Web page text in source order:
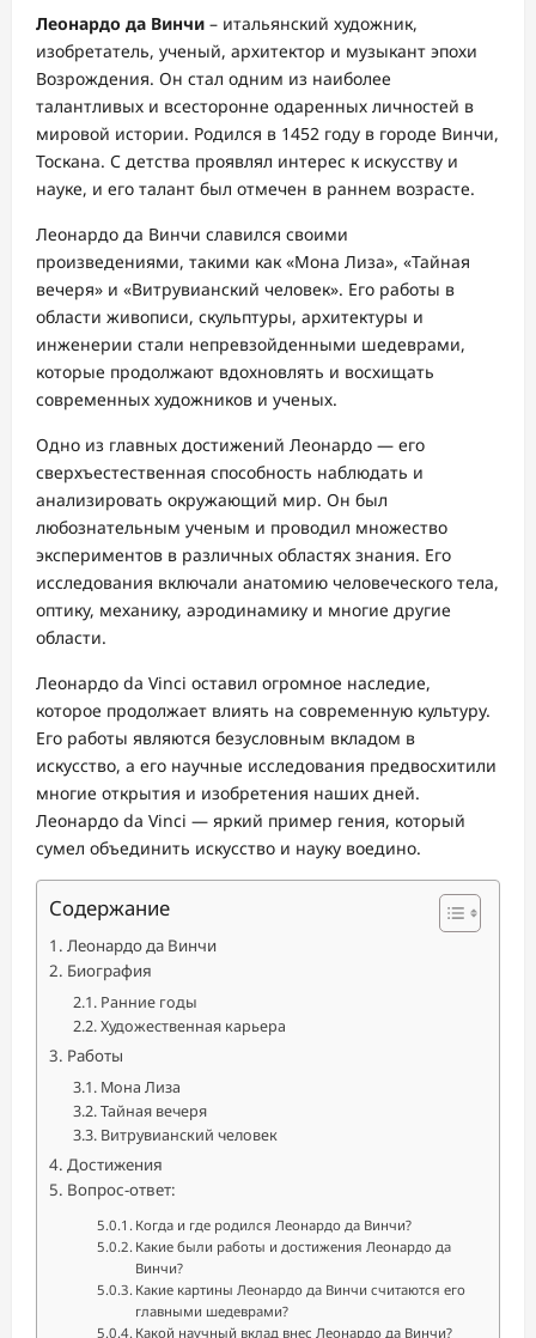
Леонардо да Винчи – итальянский художник,
изобретатель, ученый, архитектор и музыкант эпохи
Возрождения. Он стал одним из наиболее
талантливых и всесторонне одаренных личностей в
мировой истории. Родился в 1452 году в городе Винчи,
Тоскана. С детства проявлял интерес к искусству и
науке, и его талант был отмечен в раннем возрасте.
Леонардо да Винчи славился своими
произведениями, такими как «Мона Лиза», «Тайная
вечеря» и «Витрувианский человек». Его работы в
области живописи, скульптуры, архитектуры и
инженерии стали непревзойденными шедеврами,
которые продолжают вдохновлять и восхищать
современных художников и ученых.
Одно из главных достижений Леонардо — его
сверхъестественная способность наблюдать и
анализировать окружающий мир. Он был
любознательным ученым и проводил множество
экспериментов в различных областях знания. Его
исследования включали анатомию человеческого тела,
оптику, механику, аэродинамику и многие другие
области.
Леонардо da Vinci оставил огромное наследие,
которое продолжает влиять на современную культуру.
Его работы являются безусловным вкладом в
искусство, а его научные исследования предвосхитили
многие открытия и изобретения наших дней.
Леонардо da Vinci — яркий пример гения, который
сумел объединить искусство и науку воедино.
Содержание
Леонардо да Винчи
Биография
Ранние годы
Художественная карьера
Работы
Мона Лиза
Тайная вечеря
Витрувианский человек
Достижения
Вопрос-ответ:
Когда и где родился Леонардо да Винчи?
Какие были работы и достижения Леонардо да
Винчи?
Какие картины Леонардо да Винчи считаются его
главными шедеврами?
Какой научный вклад внес Леонардо да Винчи?